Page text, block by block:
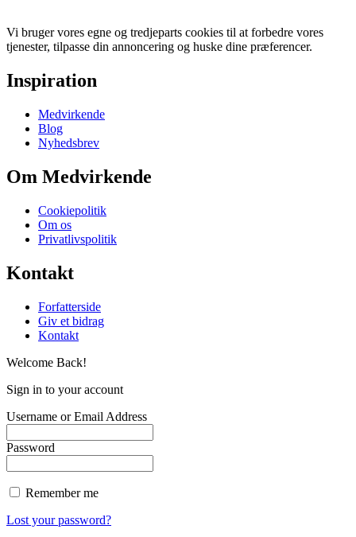
Vi bruger vores egne og tredjeparts cookies til at forbedre vores
tjenester, tilpasse din annoncering og huske dine præferencer.
Inspiration
Medvirkende
Blog
Nyhedsbrev
Om Medvirkende
Cookiepolitik
Om os
Privatlivspolitik
Kontakt
Forfatterside
Giv et bidrag
Kontakt
Welcome Back!
Sign in to your account
Username or Email Address
Password
Remember me
Lost your password?